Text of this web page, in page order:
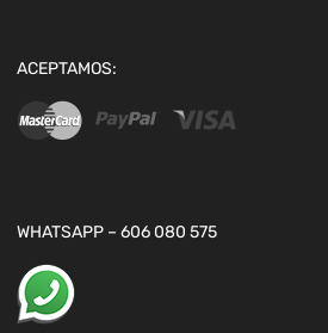
ACEPTAMOS:
WHATSAPP – 606 080 575